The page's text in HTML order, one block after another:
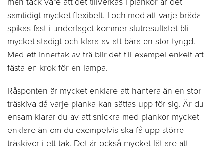
samtidigt mycket flexibelt. I och med att varje bräda
spikas fast i underlaget kommer slutresultatet bli
mycket stadigt och klara av att bära en stor tyngd.
Med ett innertak av trä blir det till exempel enkelt att
fästa en krok för en lampa.
Råsponten är mycket enklare att hantera än en stor
träskiva då varje planka kan sättas upp för sig. Är du
ensam klarar du av att snickra med plankor mycket
enklare än om du exempelvis ska få upp större
träskivor i ett tak. Det är också mycket lättare att